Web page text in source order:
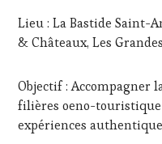
ÉCRITE,
RADIO,
OENOTOURISME,
PARTENAIRES
VIN
TOURISME
Lieu : La Bastide Saint-
& Châteaux, Les
Objectif : Accompagner
filières oeno-touristique
expériences